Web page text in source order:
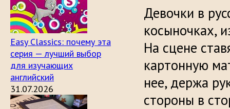
Easy Classics: почему эта
серия — лучший выбор
для изучающих
английский
31.07.2026
Девочки в
косыночках,
На сцене
картонную
нее, держа
стороны в